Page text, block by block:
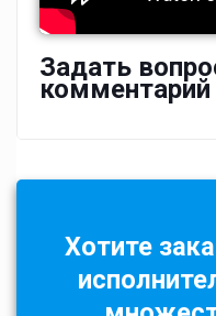
Задать
комментарий
Хотите